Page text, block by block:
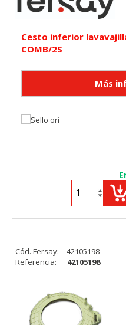
Cesto inferior
COMB/2S
Cód. Fersay:
42105198
Referencia:
42105198